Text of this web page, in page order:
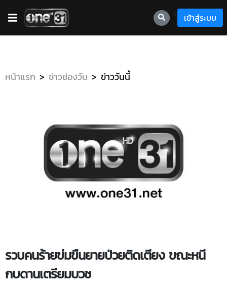
เข้าสู่ระบบ
หน้าแรก ข่าวช่องวัน ข่าววันนี้
รวบคนร้ายข่มขืนยายป่วยติดเตียง ขณะหนี
กบดานเตรียมบวช